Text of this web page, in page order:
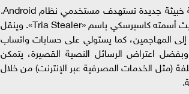
كشف فريق البحث والتحليل العالمي لدى كاسبرسكي (GReAT) عن حملة خبيثة جديدة تستهدف مستخدمي نظام Android.
حيث تستخدم الحملة دعوات زفاف مزيفة لجذب الضحايا لتثبيت تطبيق خبيث أسمته كاسبرسكي باسم «Tria Stealer». وينقل
إلى المهاجمين، كما يستولي على حسابات واتساب
وبفضل اعتراض الرسائل النصية القصيرة، يتمكن
(مثل الخدمات المصرفية عبر الإنترنت) من خلال